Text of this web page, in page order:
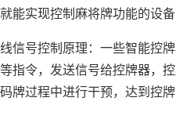
能实现控制麻将牌功能的设备
信号控制原理：一些智能控
指令，发送信号给控牌器，
牌过程中进行干预，达到控牌